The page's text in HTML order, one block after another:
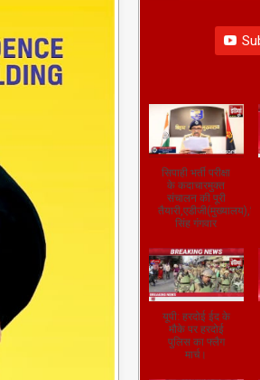
सिपाही भर्ती परीक्षा
के कदाचारमुक्त
संचालन की पूरी
सिंह गंगवार
यूपी: हरदोई ईद के
मौके पर हरदोई
पुलिस का फ्लैग
मार्च।